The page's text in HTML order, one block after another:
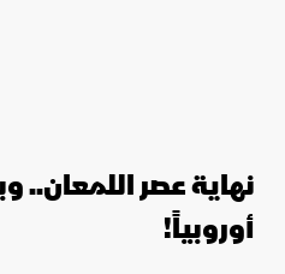
نهاية عصر اللمعان..
أوروبياً!